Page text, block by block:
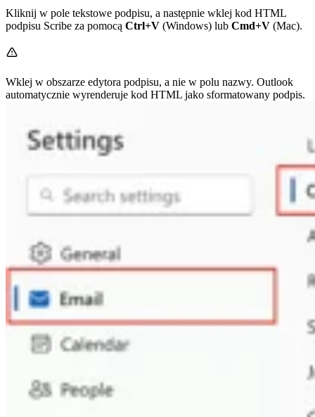
Kliknij w pole tekstowe podpisu, a następnie wklej kod HTML
podpisu Scribe za pomocą Ctrl+V (Windows) lub Cmd+V (Mac).
Wklej w obszarze edytora podpisu, a nie w polu nazwy. Outlook
automatycznie wyrenderuje kod HTML jako sformatowany podpis.